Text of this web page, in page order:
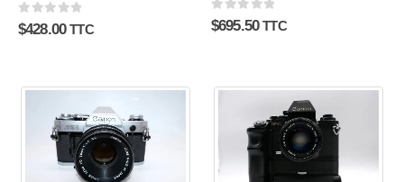
0sur 5
$428.00 TTC
0sur 5
$695.50 TTC